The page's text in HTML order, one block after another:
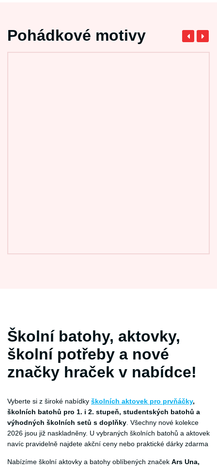
Pohádkové motivy
Školní batohy, aktovky,
školní potřeby a nové
značky hraček v nabídce!
Vyberte si z široké nabídky školních aktovek pro prvňáčky,
školních batohů pro 1. i 2. stupeň, studentských batohů a
výhodných školních setů s doplňky. Všechny nové kolekce
2026 jsou již naskladněny. U vybraných školních batohů a aktovek
navíc pravidelně najdete akční ceny nebo praktické dárky zdarma
Nabízíme školní aktovky a batohy oblíbených značek Ars Una,